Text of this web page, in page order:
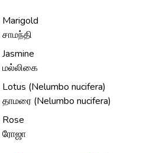
Marigold
சாமந்தி
Jasmine
மல்லிகை
Lotus (Nelumbo nucifera)
தாமரை (Nelumbo nucifera)
Rose
ரோஜா